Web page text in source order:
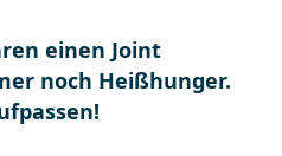
einen Joint
noch Heißhunger.